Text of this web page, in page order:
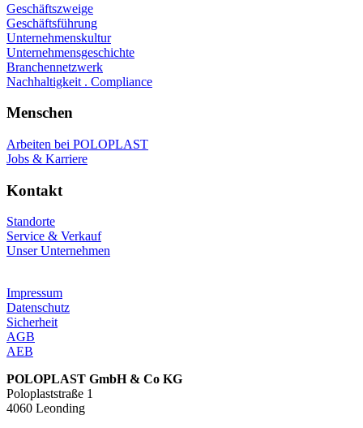
Geschäftszweige
Geschäftsführung
Unternehmenskultur
Unternehmensgeschichte
Branchennetzwerk
Nachhaltigkeit . Compliance
Menschen
Arbeiten bei POLOPLAST
Jobs & Karriere
Kontakt
Standorte
Service & Verkauf
Unser Unternehmen
Impressum
Datenschutz
Sicherheit
AGB
AEB
POLOPLAST GmbH & Co KG
Poloplaststraße 1
4060 Leonding